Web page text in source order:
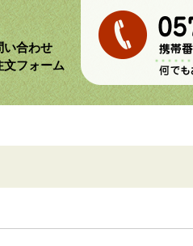
い合わせ
文フォーム